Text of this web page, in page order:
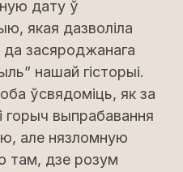
дату ў
якая дазволіла
засяроджанага
нашай гісторыі.
ўсвядоміць, як за
горыч выпрабавання
але нязломную
там, дзе розум